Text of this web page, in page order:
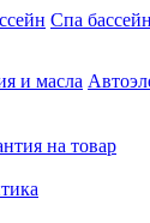
Спа
и масла
на товар